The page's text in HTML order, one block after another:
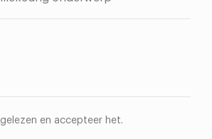
gelezen en accepteer het.